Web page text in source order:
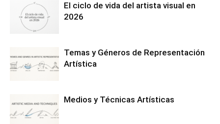
El ciclo de vida del artista visual en
2026
Temas y Géneros de Representación
Artística
Medios y Técnicas Artísticas